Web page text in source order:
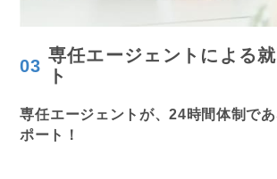
03
専任エージェント による
ト
専任エージェントが、24時間体制で
ポート！